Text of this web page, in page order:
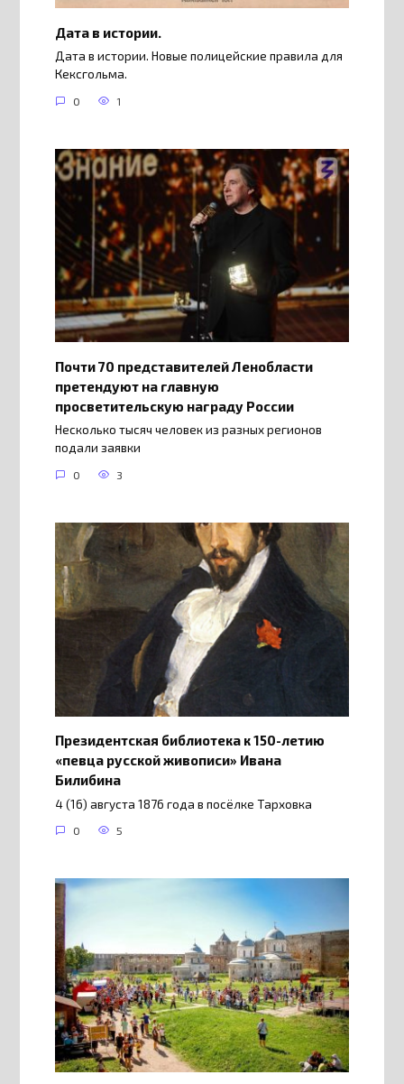
Дата в истории.
Дата в истории. Новые полицейские правила для
Кексгольма.
0 1
Почти 70 представителей Ленобласти
претендуют на главную
просветительскую награду России
Несколько тысяч человек из разных регионов
подали заявки
0 3
Президентская библиотека к 150-летию
«певца русской живописи» Ивана
Билибина
4 (16) августа 1876 года в посёлке Тарховка
0 5